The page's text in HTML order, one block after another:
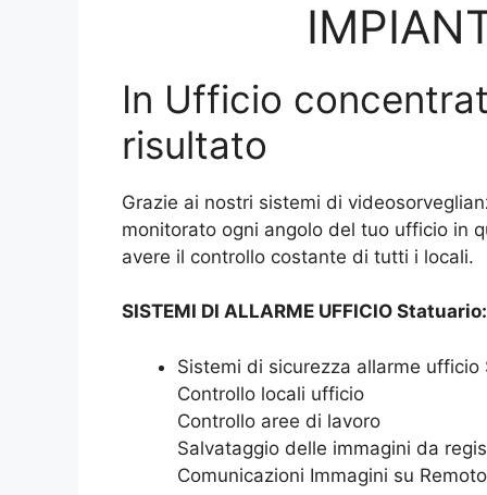
In Ufficio
risultato
Grazie ai nostri sistemi di
monitorato ogni angolo del tuo ufficio in
avere il controllo costante di tutti i locali.
SISTEMI DI ALLARME UFFICIO Statuario:
Sistemi di sicurezza allarme ufficio
Controllo locali ufficio
Controllo aree di lavoro
Salvataggio delle immagini da
Comunicazioni Immagini su Remoto